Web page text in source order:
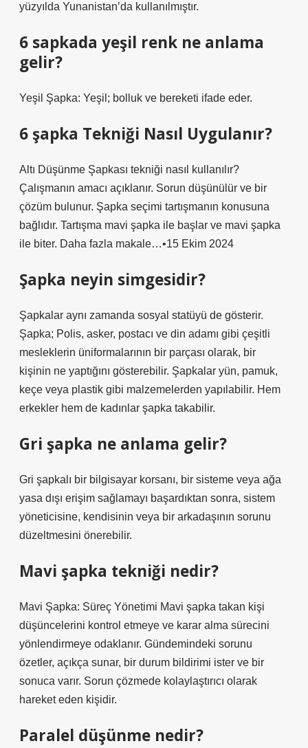
yüzyılda Yunanistan’da kullanılmıştır.
6 sapkada yeşil renk ne anlama
gelir?
Yeşil Şapka: Yeşil; bolluk ve bereketi ifade eder.
6 şapka Tekniği Nasıl Uygulanır?
Altı Düşünme Şapkası tekniği nasıl kullanılır?
Çalışmanın amacı açıklanır. Sorun düşünülür ve bir
çözüm bulunur. Şapka seçimi tartışmanın konusuna
bağlıdır. Tartışma mavi şapka ile başlar ve mavi şapka
ile biter. Daha fazla makale…•15 Ekim 2024
Şapka neyin simgesidir?
Şapkalar aynı zamanda sosyal statüyü de gösterir.
Şapka; Polis, asker, postacı ve din adamı gibi çeşitli
mesleklerin üniformalarının bir parçası olarak, bir
kişinin ne yaptığını gösterebilir. Şapkalar yün, pamuk,
keçe veya plastik gibi malzemelerden yapılabilir. Hem
erkekler hem de kadınlar şapka takabilir.
Gri şapka ne anlama gelir?
Gri şapkalı bir bilgisayar korsanı, bir sisteme veya ağa
yasa dışı erişim sağlamayı başardıktan sonra, sistem
yöneticisine, kendisinin veya bir arkadaşının sorunu
düzeltmesini önerebilir.
Mavi şapka tekniği nedir?
Mavi Şapka: Süreç Yönetimi Mavi şapka takan kişi
düşüncelerini kontrol etmeye ve karar alma sürecini
yönlendirmeye odaklanır. Gündemindeki sorunu
özetler, açıkça sunar, bir durum bildirimi ister ve bir
sonuca varır. Sorun çözmede kolaylaştırıcı olarak
hareket eden kişidir.
Paralel düşünme nedir?